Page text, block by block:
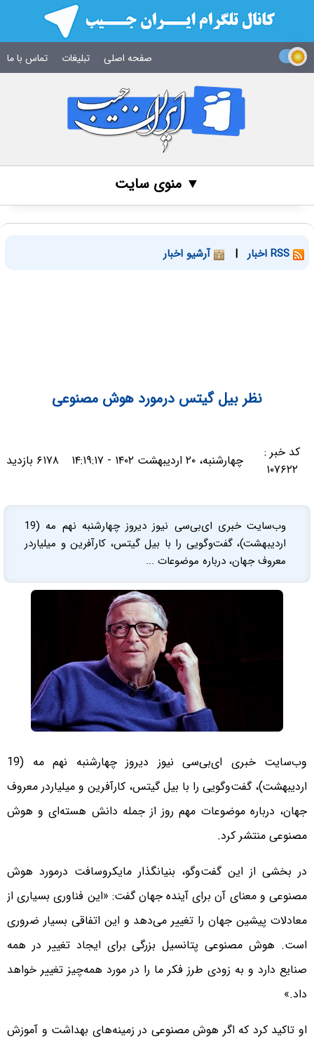
صفحه اصلی تبلیغات تماس با ما
▼ منوی سایت
| آرشیو اخبار
نظر بیل گیتس درمورد هوش مصنوعی
کد خبر :
۱۰۷۶۲۲
چهارشنبه، ۲۰ اردیبهشت ۱۴۰۲ - ۱۴:۱۹:۱۷ ۶۱۷۸ بازدید
وب‌سایت خبری ای‌بی‌سی نیوز دیروز چهارشنبه نهم مه (19
اردیبهشت)، گفت‌وگویی را با بیل گیتس، کارآفرین و میلیاردر
معروف جهان، درباره موضوعات ...
وب‌سایت خبری ای‌بی‌سی نیوز دیروز چهارشنبه نهم مه (19
اردیبهشت)، گفت‌وگویی را با بیل گیتس، کارآفرین و میلیاردر معروف
جهان، درباره موضوعات مهم روز از جمله دانش هسته‌ای و هوش
مصنوعی منتشر کرد.
در بخشی از این گفت‌وگو، بنیانگذار مایکروسافت درمورد هوش
مصنوعی و معنای آن برای آینده جهان گفت: «این فناوری بسیاری از
معادلات پیشین جهان را تغییر می‌دهد و این اتفاقی بسیار ضروری
است. هوش مصنوعی پتانسیل بزرگی برای ایجاد تغییر در همه
صنایع دارد و به زودی طرز فکر ما را در مورد همه‌چیز تغییر خواهد
داد.»
او تاکید کرد که اگر هوش مصنوعی در زمینه‌های بهداشت و آموزش